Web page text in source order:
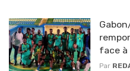
face à
Par